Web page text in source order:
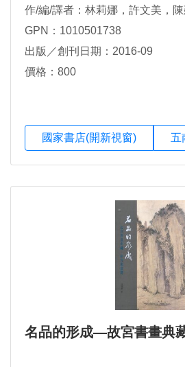
作/編/譯者：林莉娜，許文美，
GPN：1010501738
出版／創刊日期：2016-09
價格：800
國家書店(開新視窗) 五
名品的形成—故宮書畫典